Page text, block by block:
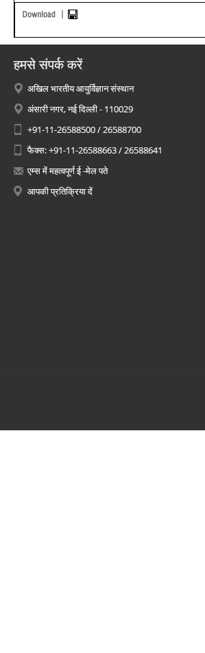
हमसे संपर्क करें
अखिल भारतीय आयुर्विज्ञान संस्थान
अंसारी नगर, नई दिल्ली - 110029
+91-11-26588500 / 26588700
फैक्स: +91-11-26588663 / 26588641
एम्स में महत्वपूर्ण ई -मेल पते
आपकी प्रतिक्रिया दें